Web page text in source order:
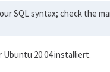
SQL syntax; check the
Ubuntu 20.04 installiert.